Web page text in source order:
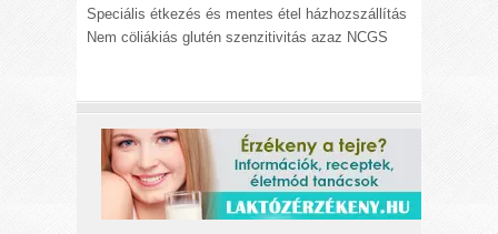
Speciális étkezés és mentes étel házhozszállítás
Nem cöliákiás glutén szenzitivitás azaz NCGS